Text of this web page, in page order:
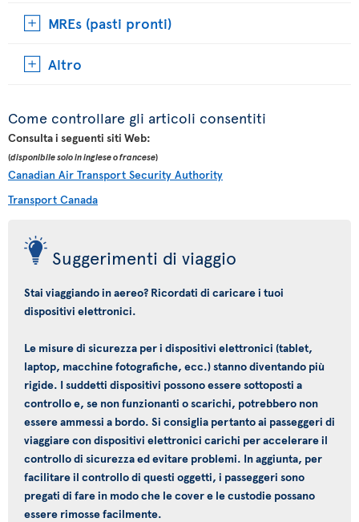
MREs (pasti pronti)
Altro
Come controllare gli articoli consentiti
Consulta i seguenti siti Web:
(disponibile solo in inglese o francese)
Canadian Air Transport Security Authority
Transport Canada
Suggerimenti di viaggio
Stai viaggiando in aereo? Ricordati di caricare i tuoi
dispositivi elettronici.
Le misure di sicurezza per i dispositivi elettronici (tablet,
laptop, macchine fotografiche, ecc.) stanno diventando più
rigide. I suddetti dispositivi possono essere sottoposti a
controllo e, se non funzionanti o scarichi, potrebbero non
essere ammessi a bordo. Si consiglia pertanto ai passeggeri di
viaggiare con dispositivi elettronici carichi per accelerare il
controllo di sicurezza ed evitare problemi. In aggiunta, per
facilitare il controllo di questi oggetti, i passeggeri sono
pregati di fare in modo che le cover e le custodie possano
essere rimosse facilmente.